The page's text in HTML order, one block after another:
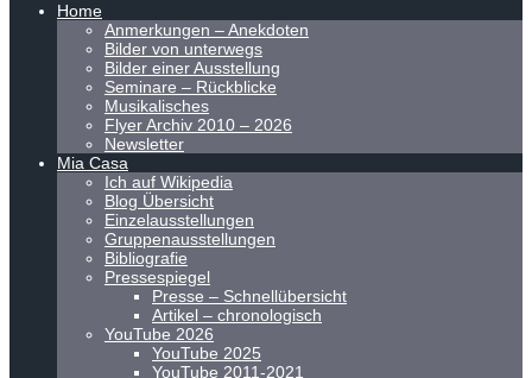
Home
Anmerkungen – Anekdoten
Bilder von unterwegs
Bilder einer Ausstellung
Seminare – Rückblicke
Musikalisches
Flyer Archiv 2010 – 2026
Newsletter
Mia Casa
Ich auf Wikipedia
Blog Übersicht
Einzelausstellungen
Gruppenausstellungen
Bibliografie
Pressespiegel
Presse – Schnellübersicht
Artikel – chronologisch
YouTube 2026
YouTube 2025
YouTube 2011-2021